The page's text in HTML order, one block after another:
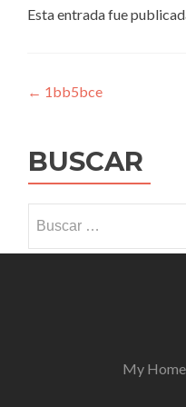
Esta entrada fue
Navegación
entradas
← 1bb5bce
BUSCAR
My